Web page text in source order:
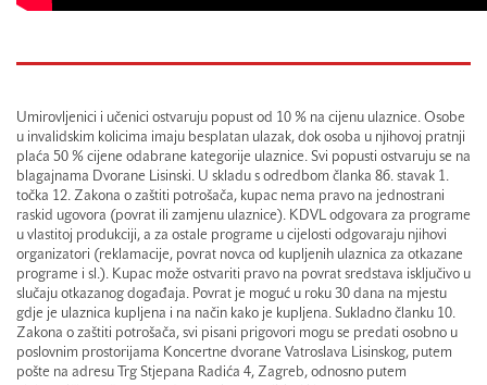
Umirovljenici i učenici ostvaruju popust od 10 % na cijenu ulaznice. Osobe
u invalidskim kolicima imaju besplatan ulazak, dok osoba u njihovoj pratnji
plaća 50 % cijene odabrane kategorije ulaznice. Svi popusti ostvaruju se na
blagajnama Dvorane Lisinski. U skladu s odredbom članka 86. stavak 1.
točka 12. Zakona o zaštiti potrošača, kupac nema pravo na jednostrani
raskid ugovora (povrat ili zamjenu ulaznice). KDVL odgovara za programe
u vlastitoj produkciji, a za ostale programe u cijelosti odgovaraju njihovi
organizatori (reklamacije, povrat novca od kupljenih ulaznica za otkazane
programe i sl.). Kupac može ostvariti pravo na povrat sredstava isključivo u
slučaju otkazanog događaja. Povrat je moguć u roku 30 dana na mjestu
gdje je ulaznica kupljena i na način kako je kupljena. Sukladno članku 10.
Zakona o zaštiti potrošača, svi pisani prigovori mogu se predati osobno u
poslovnim prostorijama Koncertne dvorane Vatroslava Lisinskog, putem
pošte na adresu Trg Stjepana Radića 4, Zagreb, odnosno putem